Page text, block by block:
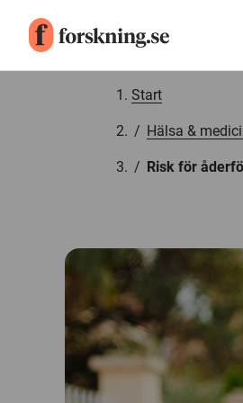
Start
/ Hälsa &
/ Risk för